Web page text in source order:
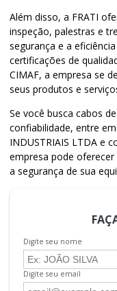
Além disso, a FRATI
inspeção, palestras e
segurança e a
certificações de
CIMAF, a empresa se
seus produtos e
Se você busca cabos
confiabilidade, entre
INDUSTRIAIS LTDA e
empresa pode
a segurança de sua
Digite seu nome
Digite seu email